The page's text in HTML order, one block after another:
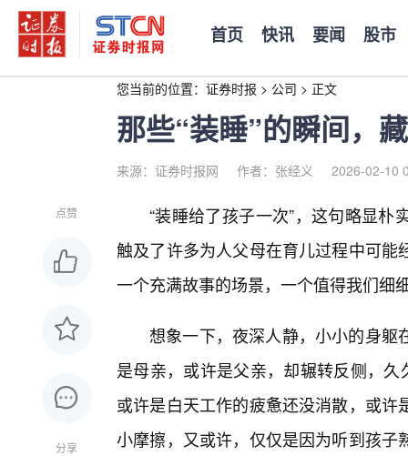
首页 快讯 要闻 股市
您当前的位置： 证券时报 > 公司 > 正文
那些“装睡”的瞬间，
来源：证券时报网 作者：张经义 2026-02-10
点赞
分享
“装睡给了孩子一次”，这句略显
触及了许多为人父母在育儿过程中可
一个充满故事的场景，一个值得我们细
想象一下，夜深人静，小小的身躯
是母亲，或许是父亲，却辗转反侧，
或许是白天工作的疲惫还没消散，或
小摩擦，又或许，仅仅是因为听到孩